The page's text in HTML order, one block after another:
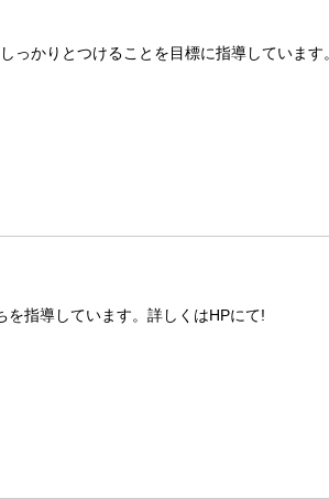
っかりとつけることを目標に指導しています
指導しています。詳しくはHPにて!